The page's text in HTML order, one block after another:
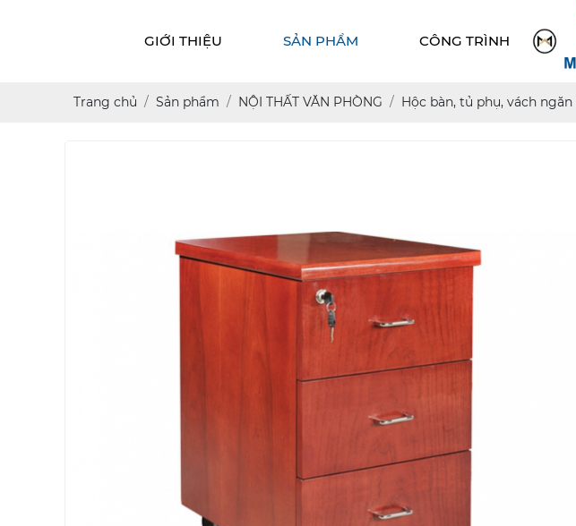
GIỚI THIỆU SẢN PHẨM CÔNG TRÌNH
Trang chủ Sản phẩm NỘI THẤT VĂN PHÒNG Hộc bàn, tủ phụ, vách ngăn